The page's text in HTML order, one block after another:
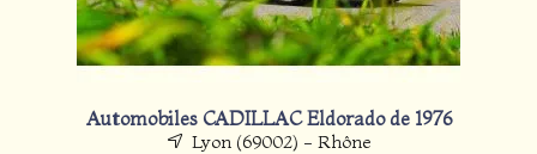
Automobiles CADILLAC Eldorado de 1976
Lyon (69002) - Rhône